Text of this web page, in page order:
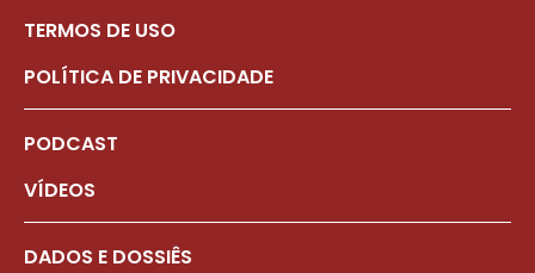
TERMOS DE USO
POLÍTICA DE PRIVACIDADE
PODCAST
VÍDEOS
DADOS E DOSSIÊS